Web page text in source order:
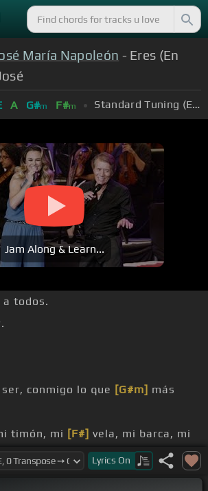
María Napoleón - Eres (En
A G#m F#m Standard Tuning (EADGBE)
Jam Along & Learn...
a todos.
conmigo lo que [G#m] más
timón, mi [F#] vela, mi barca, mi
Lyrics On